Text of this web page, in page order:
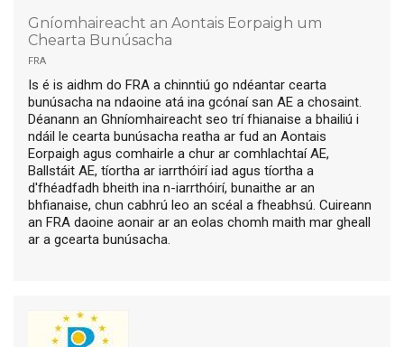
Gníomhaireacht an Aontais Eorpaigh um
Chearta Bunúsacha
fra
Is é is aidhm do FRA a chinntiú go ndéantar cearta
bunúsacha na ndaoine atá ina gcónaí san AE a chosaint.
Déanann an Ghníomhaireacht seo trí fhianaise a bhailiú i
ndáil le cearta bunúsacha reatha ar fud an Aontais
Eorpaigh agus comhairle a chur ar comhlachtaí AE,
Ballstáit AE, tíortha ar iarrthóirí iad agus tíortha a
d'fhéadfadh bheith ina n-iarrthóirí, bunaithe ar an
bhfianaise, chun cabhrú leo an scéal a fheabhsú. Cuireann
an FRA daoine aonair ar an eolas chomh maith mar gheall
ar a gcearta bunúsacha.